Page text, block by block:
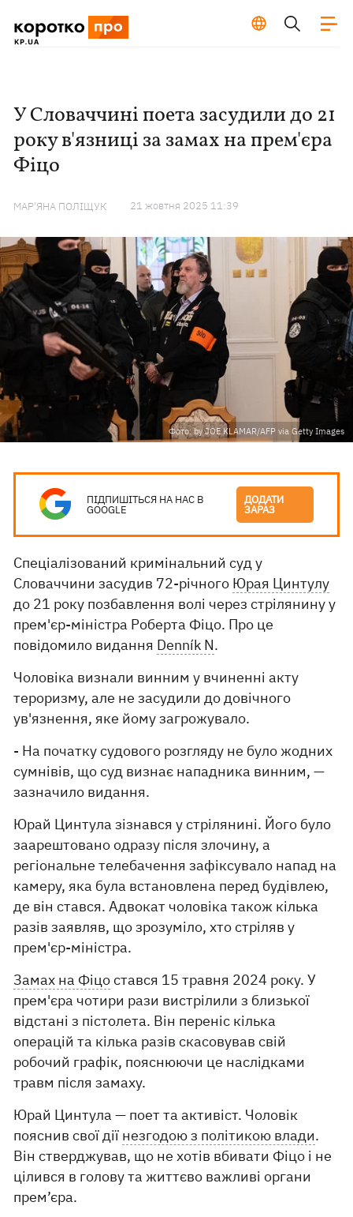
У Словаччині поета засудили до 21
року в'язниці за замах на прем'єра
Фіцо
МАР'ЯНА ПОЛІЩУК 21 жовтня 2025 11:39
Фото: by JOE KLAMAR/AFP via Getty Images
ПІДПИШІТЬСЯ НА НАС В
GOOGLE
ДОДАТИ
ЗАРАЗ
Спеціалізований кримінальний суд у
Словаччини засудив 72-річного Юрая Цинтулу
до 21 року позбавлення волі через стрілянину у
прем'єр-міністра Роберта Фіцо. Про це
повідомило видання Denník N.
Чоловіка визнали винним у вчиненні акту
тероризму, але не засудили до довічного
ув'язнення, яке йому загрожувало.
- На початку судового розгляду не було жодних
сумнівів, що суд визнає нападника винним, —
зазначило видання.
Юрай Цинтула зізнався у стрілянині. Його було
заарештовано одразу після злочину, а
регіональне телебачення зафіксувало напад на
камеру, яка була встановлена ​​перед будівлею,
де він стався. Адвокат чоловіка також кілька
разів заявляв, що зрозуміло, хто стріляв у
прем'єр-міністра.
Замах на Фіцостався 15 травня 2024 року. У
прем'єра чотири рази вистрілили з близької
відстані з пістолета. Він переніс кілька
операцій та кілька разів скасовував свій
робочий графік, пояснюючи це наслідками
травм після замаху.
Юрай Цинтула — поет та активіст. Чоловік
пояснив свої дії незгодою з політикою влади.
Він стверджував, що не хотів вбивати Фіцо і не
цілився в голову та життєво важливі органи
прем’єра.